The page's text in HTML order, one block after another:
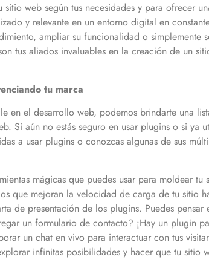
web según tus necesidades y para ofrecer
y relevante en un entorno digital en
ampliar su funcionalidad o simplemente
tus aliados invaluables en la creación de un
tu marca
en el desarrollo web, podemos brindarte una
Si aún no estás seguro en usar plugins o si ya
a usar plugins o conozcas algunas de sus
mágicas que puedes usar para moldear
que mejoran la velocidad de carga de tu sitio
de presentación de los plugins. Puedes
un formulario de contacto? ¡Hay un plugin
un chat en vivo para interactuar con tus
infinitas posibilidades y hacer que tu sitio